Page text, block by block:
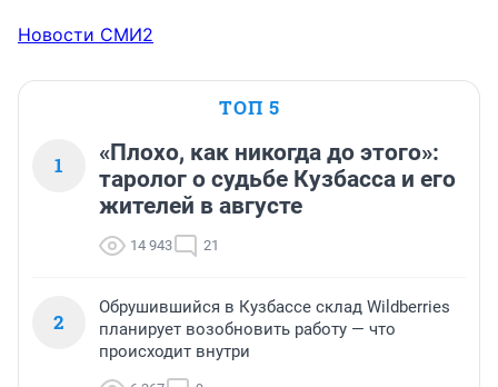
Новости СМИ2
ТОП 5
1
«Плохо, как никогда до этого»:
таролог о судьбе Кузбасса и его
жителей в августе
14 943 21
2
Обрушившийся в Кузбассе склад Wildberries
планирует возобновить работу — что
происходит внутри